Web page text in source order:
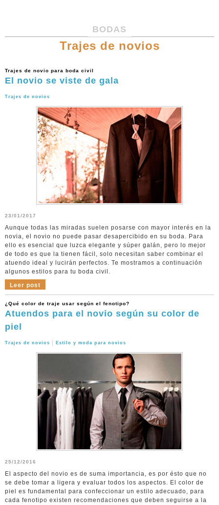
BODAS
Trajes de novios
Trajes de novio para boda civil
El novio se viste de gala
Trajes de novios
23/01/2017
Aunque todas las miradas suelen posarse con mayor interés en la
novia, el novio no puede pasar desapercibido en su boda. Para
ello es esencial que luzca elegante y súper galán, pero lo mejor
de todo es que la tienen fácil, solo necesitan saber combinar el
atuendo ideal y lucirán perfectos. Te mostramos a continuación
algunos estilos para tu boda civil.
Leer post
¿Qué color de traje usar según el fenotipo?
Atuendos para el novio según su color de
piel
Trajes de novios Estilo y moda para novios
25/12/2016
El aspecto del novio es de suma importancia, es por ésto que no
se debe tomar a ligera y evaluar todos los aspectos. El color de
piel es fundamental para confeccionar un estilo adecuado, para
cada fenotipo existen recomendaciones que deben seguirse a la